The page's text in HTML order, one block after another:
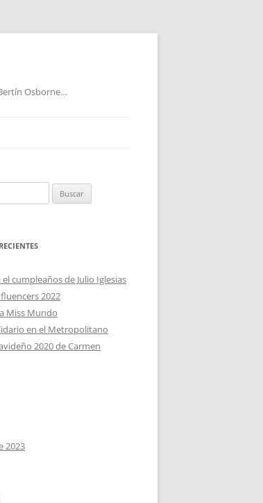
Osborne…
cumpleaños de Julio Iglesias
2022
Miss Mundo
en el Metropolitano
2020 de Carmen
2023